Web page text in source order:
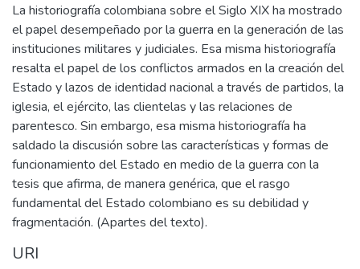
La historiografía colombiana sobre el Siglo XIX ha mostrado
el papel desempeñado por la guerra en la generación de las
instituciones militares y judiciales. Esa misma historiografía
resalta el papel de los conflictos armados en la creación del
Estado y lazos de identidad nacional a través de partidos, la
iglesia, el ejército, las clientelas y las relaciones de
parentesco. Sin embargo, esa misma historiografía ha
saldado la discusión sobre las características y formas de
funcionamiento del Estado en medio de la guerra con la
tesis que afirma, de manera genérica, que el rasgo
fundamental del Estado colombiano es su debilidad y
fragmentación. (Apartes del texto).
URI